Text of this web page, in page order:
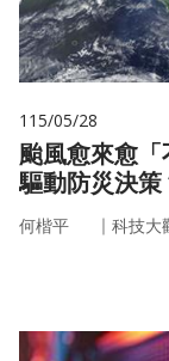
115/05/28
颱風愈來愈
驅動防災決策
何楷平 ｜ 科技大